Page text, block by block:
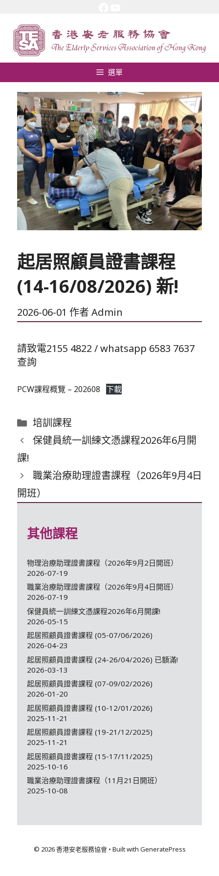
選單
起居照顧員證書課程
(14-16/08/2026) 新!
2026-06-01 作者 Admin
請致電2155 4822 / whatsapp 6583 7637
查詢
PCW課程概覽 – 202608 下載
分
類
培訓課程
保健員統一訓練文憑課程2026年6月開
課!
職業治療助理證書課程（2026年9月4日
開班）
其他課程
物理治療助理證書課程（2026年9月2日開班）
2026-07-19
職業治療助理證書課程（2026年9月4日開班）
2026-07-19
保健員統一訓練文憑課程2026年6月開課!
2026-05-15
起居照顧員證書課程 (05-07/06/2026)
2026-04-23
起居照顧員證書課程 (24-26/04/2026) 已額滿!
2026-03-13
起居照顧員證書課程 (07-09/02/2026)
2026-01-20
起居照顧員證書課程 (10-12/01/2026)
2025-11-21
起居照顧員證書課程 (19-21/12/2025)
2025-11-21
起居照顧員證書課程 (15-17/11/2025)
2025-10-16
職業治療助理證書課程（11月21日開班）
2025-10-08
© 2026 香港安老服務協會• Built with GeneratePress